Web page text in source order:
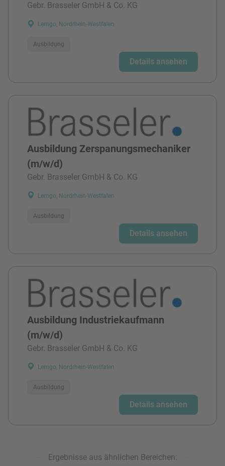
Gebr. Brasseler GmbH & Co. KG
Lemgo, Nordrhein-Westfalen
Ausbildung
Details ansehen
Ausbildung Zerspanungsmechaniker
(m/w/d)
Gebr. Brasseler GmbH & Co. KG
Lemgo, Nordrhein-Westfalen
Ausbildung
Details ansehen
Ausbildung Industriekaufmann
(m/w/d)
Gebr. Brasseler GmbH & Co. KG
Lemgo, Nordrhein-Westfalen
Ausbildung
Details ansehen
Ergebnisse aus ähnlichen Bereichen: